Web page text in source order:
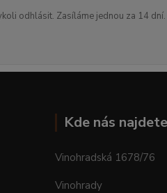
odhlásit. Zasíláme jednou za 14 dní.
Kde nás najdete
Vinohradská 1678/76
Vinohrady